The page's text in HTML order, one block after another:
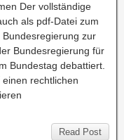
Der vollständige
als pdf-Datei zum
zur
Bundesregierung für
Bundestag debattiert.
rechtlichen
Read Post